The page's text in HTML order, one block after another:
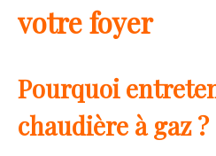
votre foyer
Pourquoi
chaudière à gaz ?